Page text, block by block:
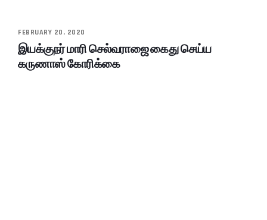
FEBRUARY 20, 2020
இயக்குநர் மாரி செல்வராஜை கைது செய்ய
கருணாஸ் கோரிக்கை